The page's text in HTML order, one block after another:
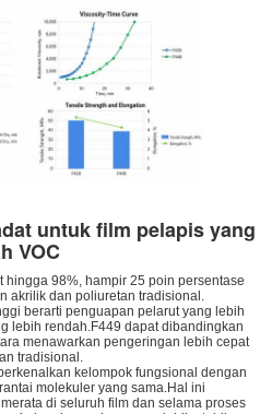
untuk film pelapis yang
VOC
98%, hampir 25 poin persentase
akrilik dan poliuretan tradisional.
berarti penguapan pelarut yang lebih
lebih rendah.F449 dapat dibandingkan
menawarkan pengeringan lebih cepat
tradisional.
kelompok fungsional dengan
molekuler yang sama.Hal ini
di seluruh film dan selama proses